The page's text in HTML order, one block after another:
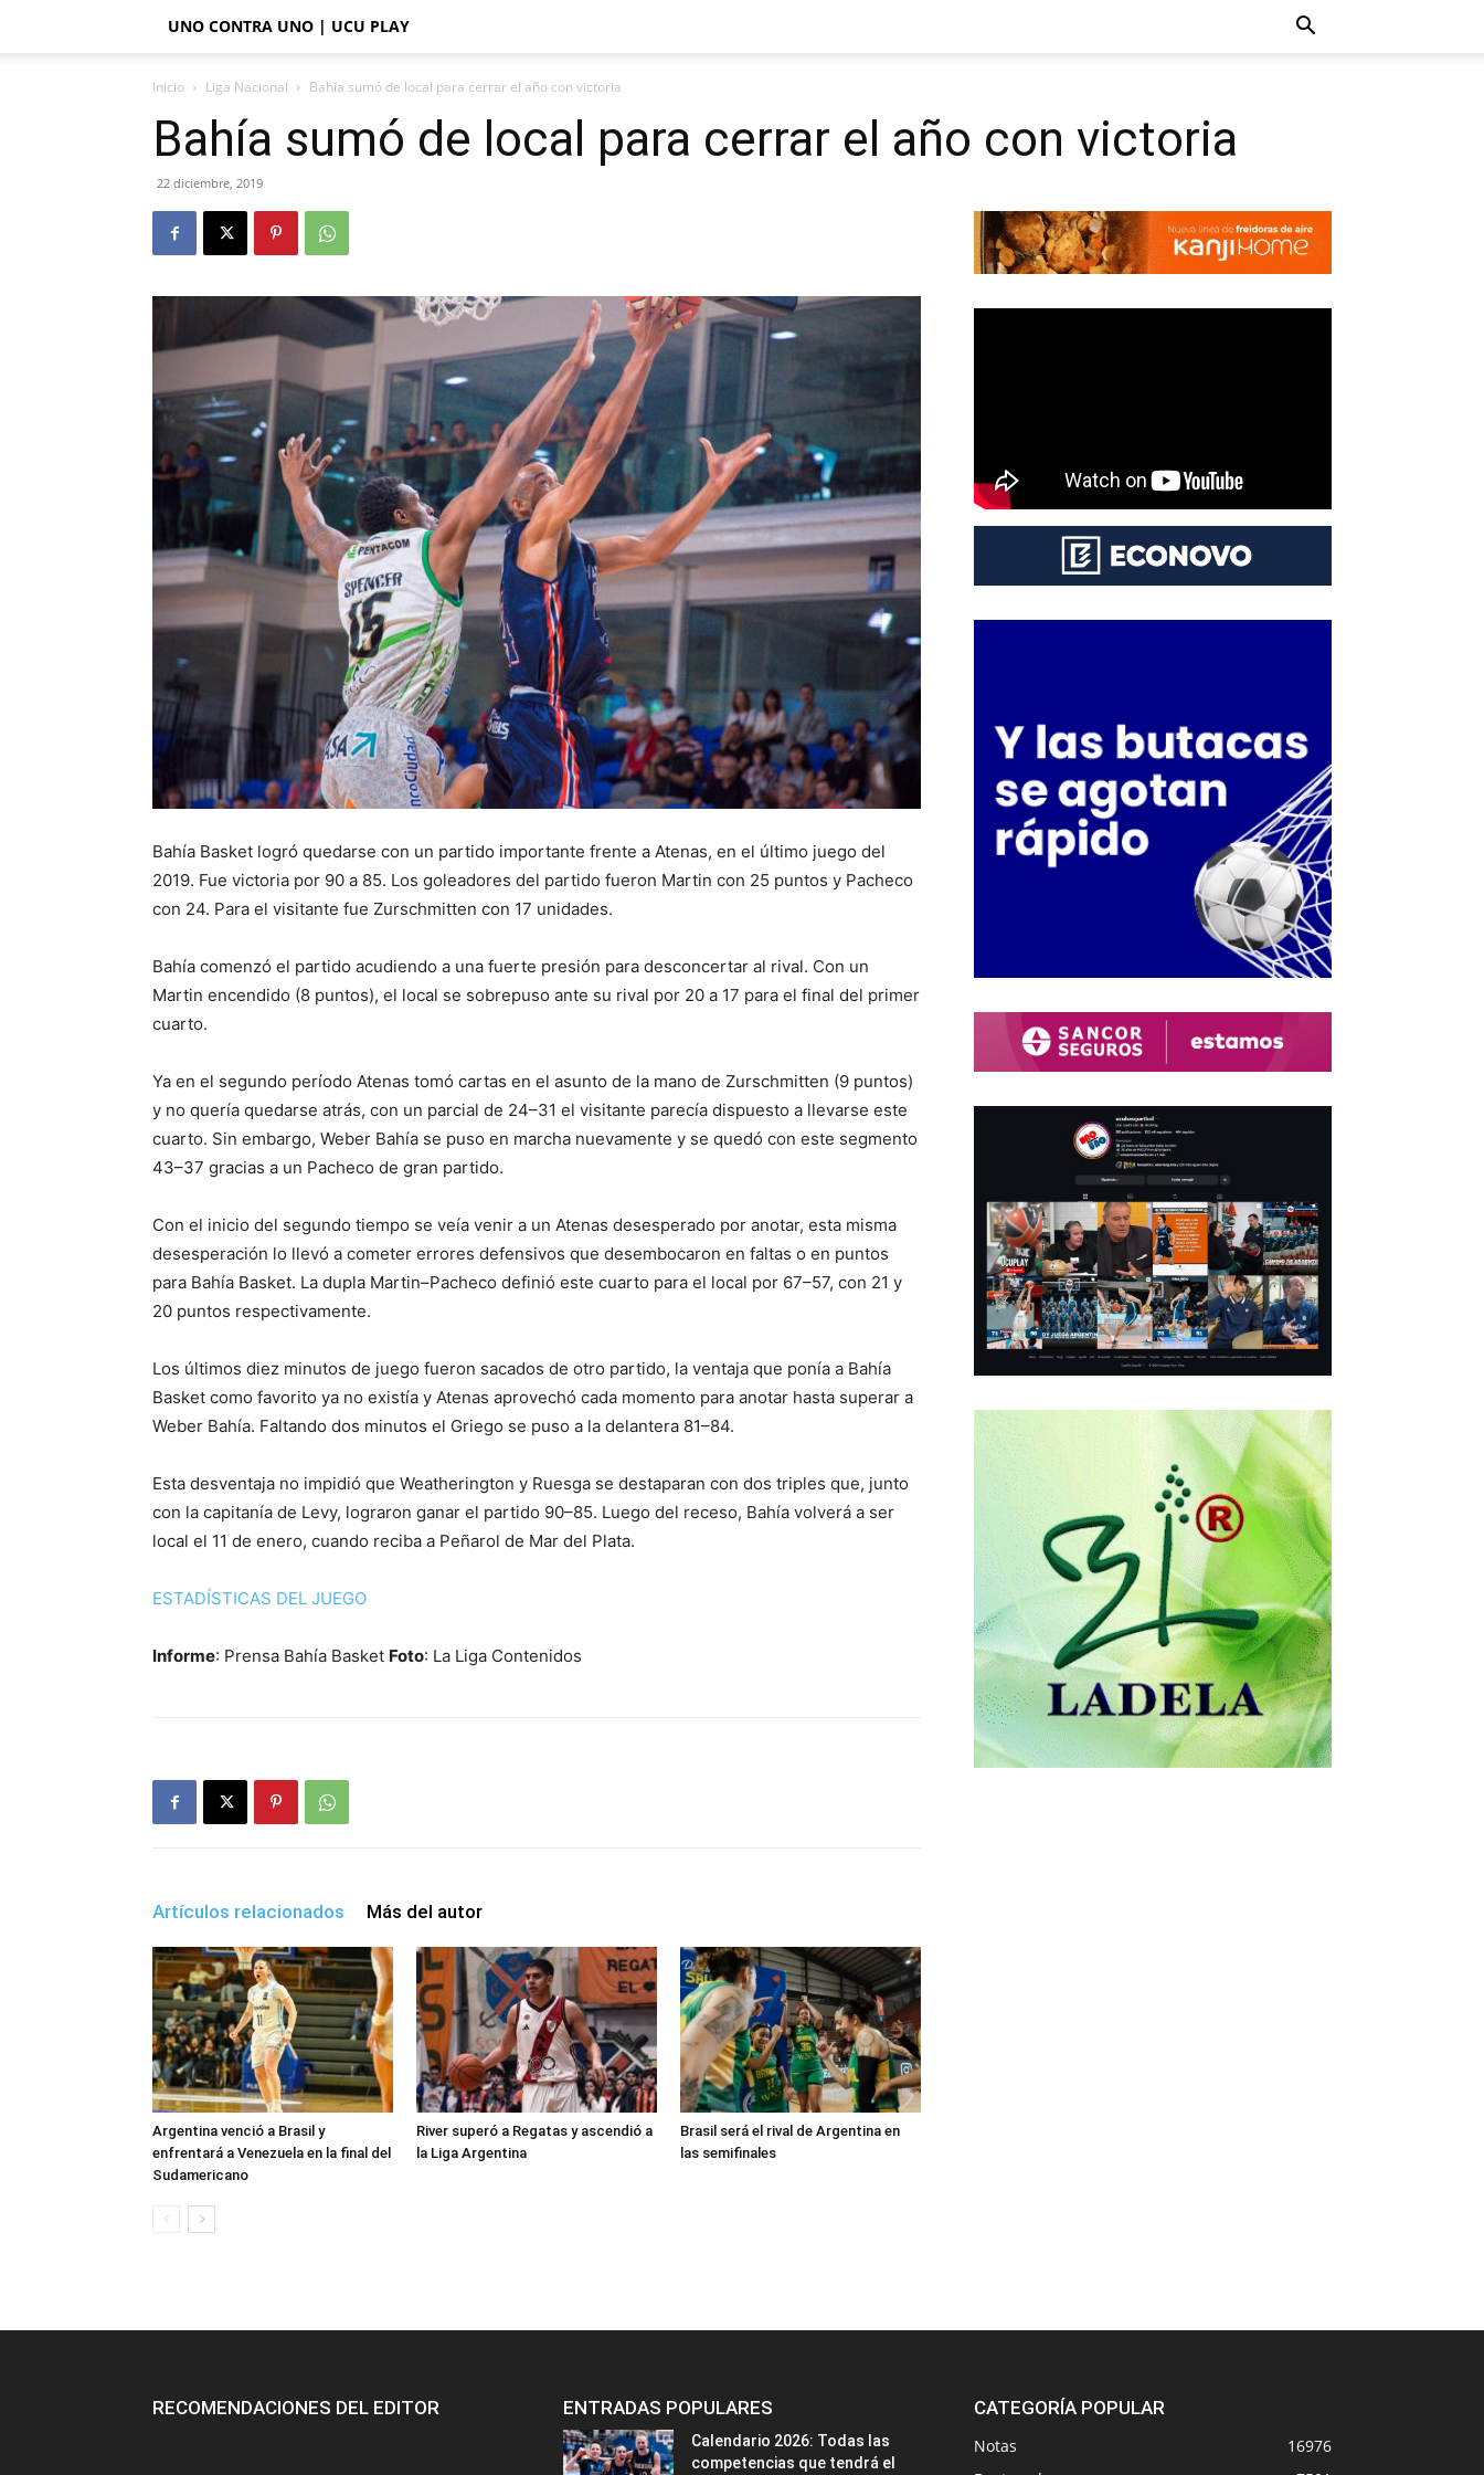
UNO CONTRA UNO | UCU PLAY
Inicio Liga Nacional Bahía sumó de local para cerrar el año con victoria
Bahía sumó de local para cerrar el año con victoria
22 diciembre, 2019
Bahía Basket logró quedarse con un partido importante frente a Atenas, en el último juego del
2019. Fue victoria por 90 a 85. Los goleadores del partido fueron Martin con 25 puntos y Pacheco
con 24. Para el visitante fue Zurschmitten con 17 unidades.
Bahía comenzó el partido acudiendo a una fuerte presión para desconcertar al rival. Con un
Martin encendido (8 puntos), el local se sobrepuso ante su rival por 20 a 17 para el final del primer
cuarto.
Ya en el segundo período Atenas tomó cartas en el asunto de la mano de Zurschmitten (9 puntos)
y no quería quedarse atrás, con un parcial de 24–31 el visitante parecía dispuesto a llevarse este
cuarto. Sin embargo, Weber Bahía se puso en marcha nuevamente y se quedó con este segmento
43–37 gracias a un Pacheco de gran partido.
Con el inicio del segundo tiempo se veía venir a un Atenas desesperado por anotar, esta misma
desesperación lo llevó a cometer errores defensivos que desembocaron en faltas o en puntos
para Bahía Basket. La dupla Martin–Pacheco definió este cuarto para el local por 67–57, con 21 y
20 puntos respectivamente.
Los últimos diez minutos de juego fueron sacados de otro partido, la ventaja que ponía a Bahía
Basket como favorito ya no existía y Atenas aprovechó cada momento para anotar hasta superar a
Weber Bahía. Faltando dos minutos el Griego se puso a la delantera 81–84.
Esta desventaja no impidió que Weatherington y Ruesga se destaparan con dos triples que, junto
con la capitanía de Levy, lograron ganar el partido 90–85. Luego del receso, Bahía volverá a ser
local el 11 de enero, cuando reciba a Peñarol de Mar del Plata.
ESTADÍSTICAS DEL JUEGO
Informe: Prensa Bahía Basket Foto: La Liga Contenidos
Artículos relacionados Más del autor
Argentina venció a Brasil y
enfrentará a Venezuela en la final del
Sudamericano
River superó a Regatas y ascendió a
la Liga Argentina
Brasil será el rival de Argentina en
las semifinales
RECOMENDACIONES DEL EDITOR ENTRADAS POPULARES
Calendario 2026: Todas las
competencias que tendrá el
CATEGORÍA POPULAR
Notas
16976